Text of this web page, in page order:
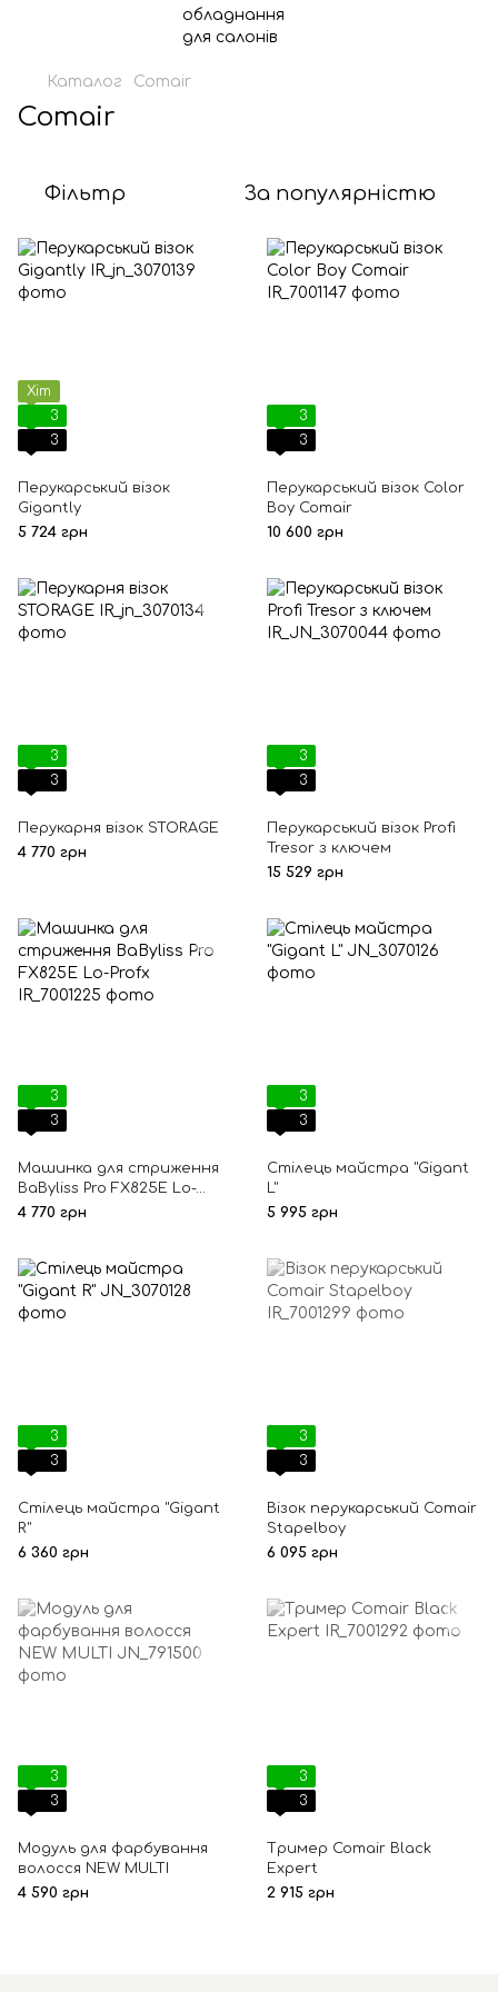
Каталог Comair
Comair
Фільтр За популярністю
Хіт
3
3
Перукарський візок
Gigantly
5 724 грн
3
3
Перукарський візок Color
Boy Comair
10 600 грн
3
3
Перукарня візок STORAGE
4 770 грн
3
3
Перукарський візок Profi
Tresor з ключем
15 529 грн
3
3
Машинка для стриження
BaByliss Pro FX825E Lo-
Profx
4 770 грн
3
3
Стілець майстра "Gigant
L"
5 995 грн
3
3
Стілець майстра "Gigant
R"
6 360 грн
3
3
Візок перукарський Comair
Stapelboy
6 095 грн
3
3
Модуль для фарбування
волосся NEW MULTI
4 590 грн
3
3
Тример Comair Black
Expert
2 915 грн